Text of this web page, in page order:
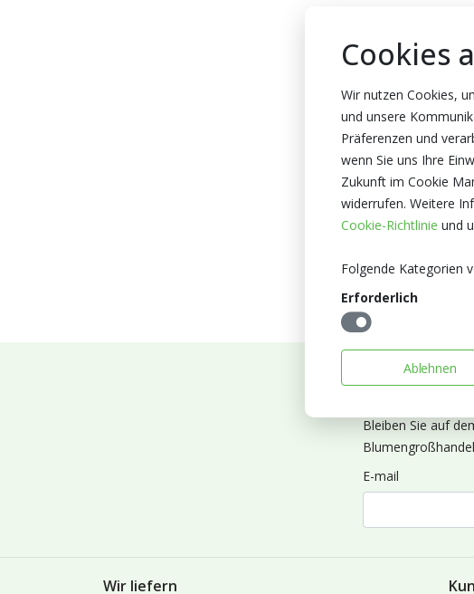
Bleiben Sie auf
E-mail
Wir liefern
Cookies
Wir nutzen Cookies,
und unsere
Präferenzen und
wenn Sie uns Ihre
Zukunft im Cookie
widerrufen. Weitere
Cookie-Richtlinie und
Folgende Kategorien
Erforderlich
Ablehnen